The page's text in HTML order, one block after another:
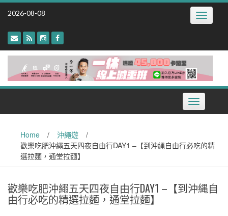
Skip
2026-08-08 Toggle
Toggle
navigation
Home / 沖繩遊
/
歡樂吃肥沖繩五天四夜自由行DAY1 –【到沖縄自由行必吃的精
選拉麵，通堂拉麵】
歡樂吃肥沖繩五天四夜自由行DAY1 –【到沖縄自
由行必吃的精選拉麵，通堂拉麵】